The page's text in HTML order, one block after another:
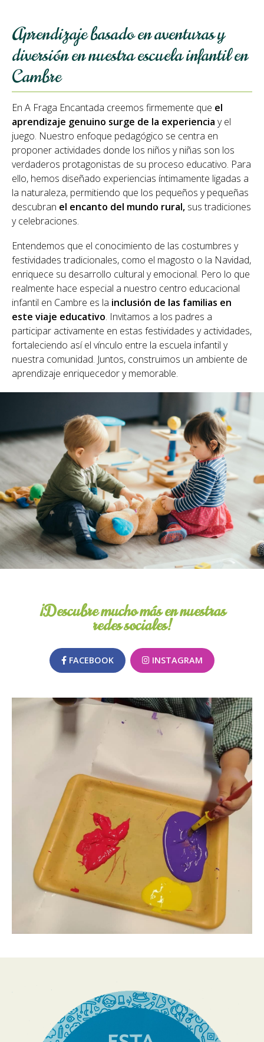
Cambre, creemos que el entorno es el tercer
educador, después de la familia y los
profesionales.
Aprendizaje basado en aventuras y
diversión en nuestra escuela infantil en
Cambre
En A Fraga Encantada creemos firmemente que el
aprendizaje genuino surge de la experiencia y el
juego. Nuestro enfoque pedagógico se centra en
proponer actividades donde los niños y niñas son los
verdaderos protagonistas de su proceso educativo. Para
ello, hemos diseñado experiencias íntimamente ligadas a
la naturaleza, permitiendo que los pequeños y pequeñas
descubran el encanto del mundo rural, sus tradiciones
y celebraciones.
Entendemos que el conocimiento de las costumbres y
festividades tradicionales, como el magosto o la Navidad,
enriquece su desarrollo cultural y emocional. Pero lo que
realmente hace especial a nuestro centro educacional
infantil en Cambre es la inclusión de las familias en
este viaje educativo. Invitamos a los padres a
participar activamente en estas festividades y actividades,
fortaleciendo así el vínculo entre la escuela infantil y
nuestra comunidad. Juntos, construimos un ambiente de
aprendizaje enriquecedor y memorable.
¡Descubre mucho más en nuestras
redes sociales!
FACEBOOK INSTAGRAM